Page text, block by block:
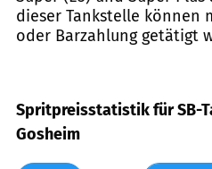
dieser Tankstelle können
oder Barzahlung getätigt
Spritpreisstatistik für SB-
Gosheim